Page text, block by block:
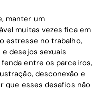
manter um
muitas vezes fica em
estresse no trabalho,
desejos sexuais
entre os parceiros,
desconexão e
que esses desafios não